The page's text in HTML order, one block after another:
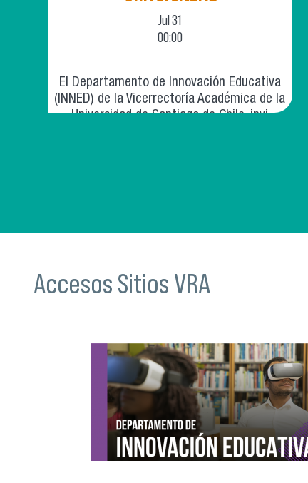
Jul31
00:00
El Departamento de Innovación Educativa
(INNED) de la Vicerrectoría Académica de la
Universidad de Santiago de Chile, invi
Accesos Sitios VRA